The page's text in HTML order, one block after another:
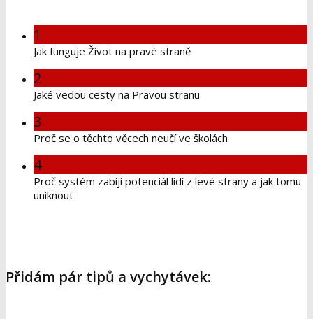
1
Jak funguje Život na pravé straně
2
Jaké vedou cesty na Pravou stranu
3
Proč se o těchto věcech neučí ve školách
4
Proč systém zabíjí potenciál lidí z levé strany a jak tomu
uniknout
Přidám pár tipů a vychytávek: